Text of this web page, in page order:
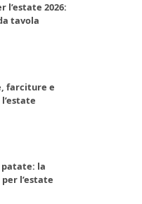
2026:
tavola
farciture e
patate: la
l’estate